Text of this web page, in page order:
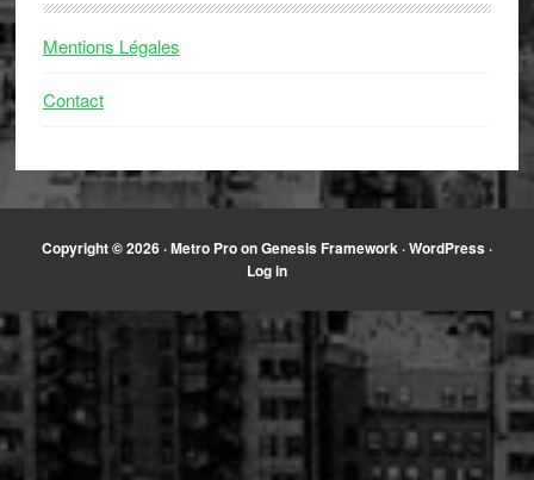
Mentions Légales
Contact
Copyright © 2026 ·Metro ProonGenesis Framework ·WordPress ·
Log in